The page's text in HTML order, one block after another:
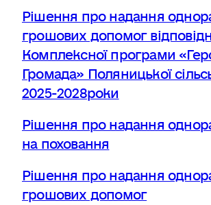
Рішення про надання
грошових допомог
Комплексної програми
Громада» Поляницької
2025-2028роки
Рішення про надання
на поховання
Рішення про надання
грошових допомог